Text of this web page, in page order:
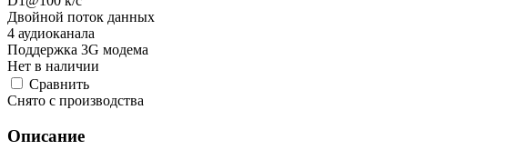
Двойной поток данных
4 аудиоканала
Поддержка 3G модема
Нет в наличии
Cравнить
Снято с производства
Описание